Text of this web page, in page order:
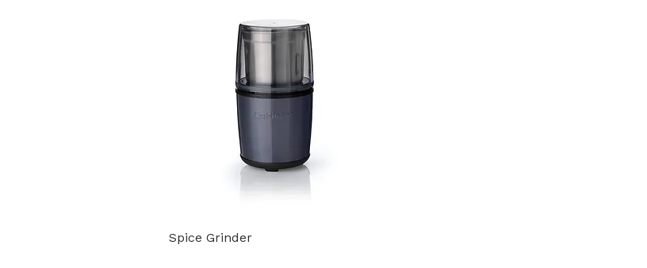
Spice Grinder